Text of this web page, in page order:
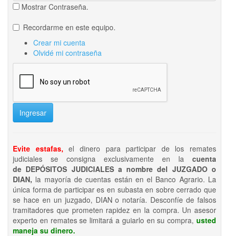
Mostrar Contraseña.
Recordarme en este equipo.
Crear mi cuenta
Olvidé mi contraseña
Ingresar
Evite estafas, el dinero para participar de los remates
judiciales se consigna exclusivamente en la cuenta
de DEPÓSITOS JUDICIALES a nombre del JUZGADO o
DIAN, la mayoría de cuentas están en el Banco Agrario. La
única forma de participar es en subasta en sobre cerrado que
se hace en un juzgado, DIAN o notaría. Desconfíe de falsos
tramitadores que prometen rapidez en la compra. Un asesor
experto en remates se limitará a guiarlo en su compra, usted
maneja su dinero.